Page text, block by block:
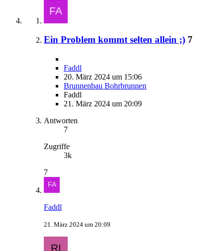
Ein Problem kommt selten allein ;) 7
Faddl
20. März 2024 um 15:06
Brunnenbau Bohrbrunnen
Faddl
21. März 2024 um 20:09
Antworten
7
Zugriffe
3k
7
Faddl
21. März 2024 um 20:09